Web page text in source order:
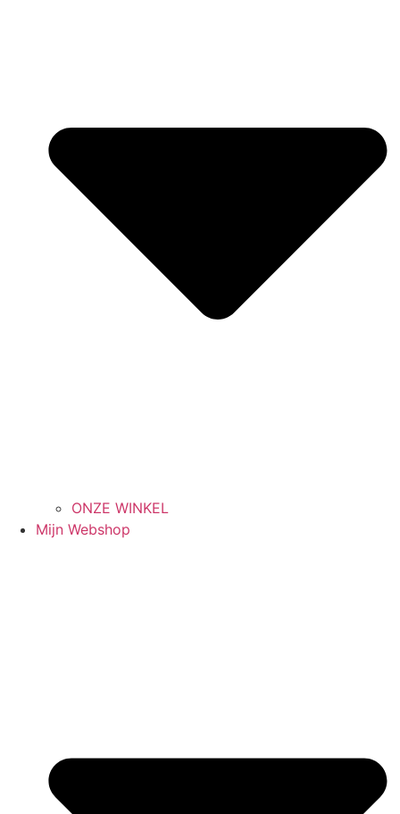
ONZE WINKEL
Mijn Webshop